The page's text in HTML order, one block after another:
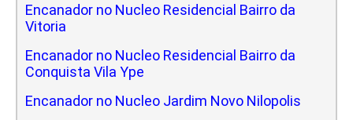
Encanador no Nucleo Residencial Bairro da
Vitoria
Encanador no Nucleo Residencial Bairro da
Conquista Vila Ype
Encanador no Nucleo Jardim Novo Nilopolis